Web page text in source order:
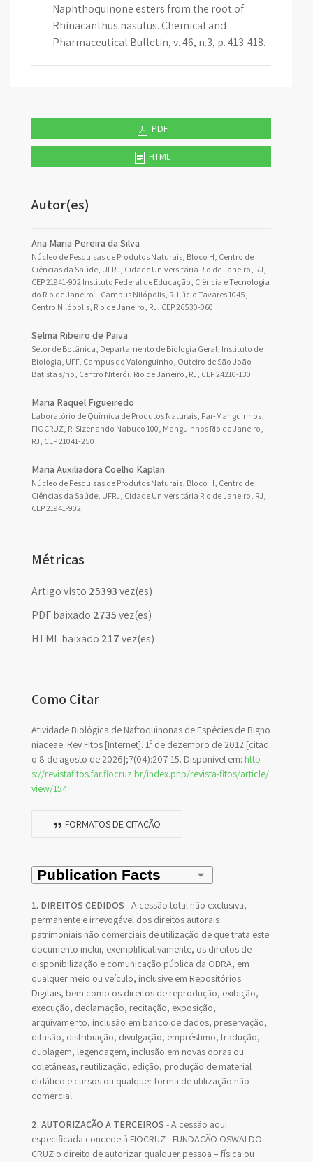
Naphthoquinone esters from the root of
Rhinacanthus nasutus. Chemical and
Pharmaceutical Bulletin, v. 46, n.3, p. 413-418.
PDF
HTML
Autor(es)
Ana Maria Pereira da Silva
Núcleo de Pesquisas de Produtos Naturais, Bloco H, Centro de
Ciências da Saúde, UFRJ, Cidade Universitária Rio de Janeiro, RJ,
CEP 21941-902 Instituto Federal de Educação, Ciência e Tecnologia
do Rio de Janeiro – Campus Nilópolis, R. Lúcio Tavares 1045,
Centro Nilópolis, Rio de Janeiro, RJ, CEP 26530-060
Selma Ribeiro de Paiva
Setor de Botânica, Departamento de Biologia Geral, Instituto de
Biologia, UFF, Campus do Valonguinho, Outeiro de São João
Batista s/no, Centro Niterói, Rio de Janeiro, RJ, CEP 24210-130
Maria Raquel Figueiredo
Laboratório de Química de Produtos Naturais, Far-Manguinhos,
FIOCRUZ, R. Sizenando Nabuco 100, Manguinhos Rio de Janeiro,
RJ, CEP 21041-250
Maria Auxiliadora Coelho Kaplan
Núcleo de Pesquisas de Produtos Naturais, Bloco H, Centro de
Ciências da Saúde, UFRJ, Cidade Universitária Rio de Janeiro, RJ,
CEP 21941-902
Métricas
Artigo visto 25393vez(es)
PDF baixado 2735vez(es)
HTML baixado 217vez(es)
Como Citar
Atividade Biológica de Naftoquinonas de Espécies de Bigno
niaceae. Rev Fitos [Internet]. 1º de dezembro de 2012 [citad
o 8 de agosto de 2026];7(04):207-15. Disponível em: http
s://revistafitos.far.fiocruz.br/index.php/revista-fitos/article/
view/154
FORMATOS DE CITAÇÃO
1. DIREITOS CEDIDOS - A cessão total não exclusiva,
permanente e irrevogável dos direitos autorais
patrimoniais não comerciais de utilização de que trata este
documento inclui, exemplificativamente, os direitos de
disponibilização e comunicação pública da OBRA, em
qualquer meio ou veículo, inclusive em Repositórios
Digitais, bem como os direitos de reprodução, exibição,
execução, declamação, recitação, exposição,
arquivamento, inclusão em banco de dados, preservação,
difusão, distribuição, divulgação, empréstimo, tradução,
dublagem, legendagem, inclusão em novas obras ou
coletâneas, reutilização, edição, produção de material
didático e cursos ou qualquer forma de utilização não
comercial.
2. AUTORIZAÇÃO A TERCEIROS - A cessão aqui
especificada concede à FIOCRUZ - FUNDAÇÃO OSWALDO
CRUZ o direito de autorizar qualquer pessoa – física ou